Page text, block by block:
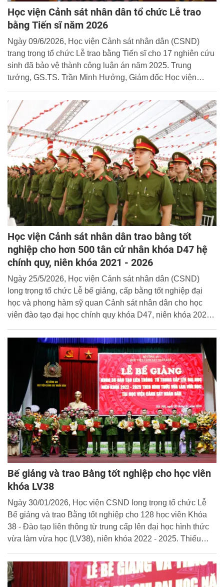
Học viện Cảnh sát nhân dân tổ chức Lễ trao
bằng Tiến sĩ năm 2026
Ngày 09/6/2026, Học viện Cảnh sát nhân dân (CSND)
trang trọng tổ chức Lễ trao bằng Tiến sĩ cho 17 nghiên cứu
sinh đã bảo vệ thành công luận án năm 2025. Trung
tướng, GS.TS. Trần Minh Hưởng, Giám đốc Học viện
Học viện Cảnh sát nhân dân trao bằng tốt
nghiệp cho hơn 500 tân cử nhân khóa D47 hệ
chính quy, niên khóa 2021 - 2026
Ngày 25/5/2026, Học viện Cảnh sát nhân dân (CSND)
long trọng tổ chức Lễ bế giảng, cấp bằng tốt nghiệp đại
học và phong hàm sỹ quan Cảnh sát nhân dân cho học
viên đào tạo đại học chính quy khóa D47, niên khóa 2021 -
Giám đốc Học viện CSND dự và chủ trì buổi lễ.
Bế giảng và trao Bằng tốt nghiệp cho học viên
khóa LV38
Ngày 30/01/2026, Học viện CSND long trọng tổ chức Lễ
Bế giảng và trao Bằng tốt nghiệp cho 128 học viên Khóa
38 - Đào tạo liên thông từ trung cấp lên đại học hình thức
vừa làm vừa học (LV38), niên khóa 2022 - 2025. Thiếu
viện dự và chủ trì buổi lễ.